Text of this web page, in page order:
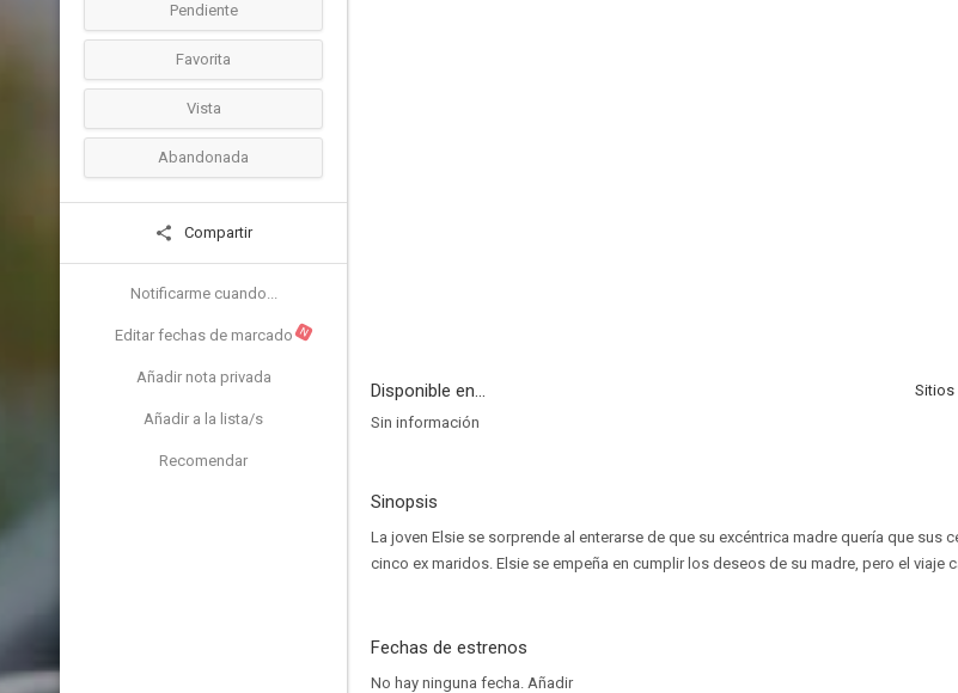
Pendiente
Favorita
Vista
Abandonada
Compartir
Notificarme cuando...
Editar fechas de marcado N
Añadir nota privada
Añadir a la lista/s
Recomendar
Disponible en...
Sitios
Sin información
Sinopsis
La joven Elsie se sorprende al enterarse de que su excéntrica madre quería que sus
cinco ex maridos. Elsie se empeña en cumplir los deseos de su madre, pero el viaje
Fechas de estrenos
No hay ninguna fecha. Añadir